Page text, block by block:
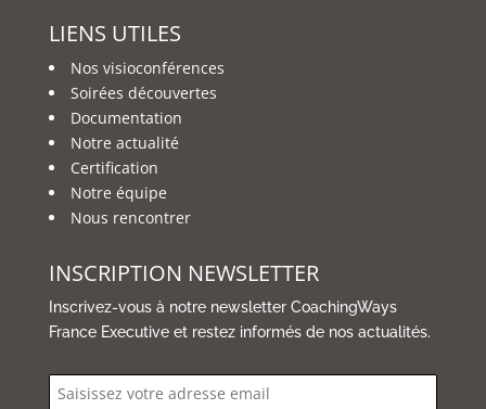
LIENS UTILES
Nos visioconférences
Soirées découvertes
Documentation
Notre actualité
Certification
Notre équipe
Nous rencontrer
INSCRIPTION NEWSLETTER
Inscrivez-vous à notre newsletter CoachingWays
France Executive et restez informés de nos actualités.